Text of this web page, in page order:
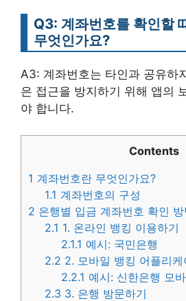
Q3: 계좌번호를 확인할
무엇인가요?
A3: 계좌번호는 타인과 공유하
은 접근을 방지하기 위해 앱의
야 합니다.
Contents
1 계좌번호란 무엇인가요?
1.1 계좌번호의 구성
2 은행별 입금 계좌번호 확인 방
2.1 1. 온라인 뱅킹 이용하기
2.1.1 예시: 국민은행
2.2 2. 모바일 뱅킹 어플리케
2.2.1 예시: 신한은행 모
2.3 3. 은행 방문하기